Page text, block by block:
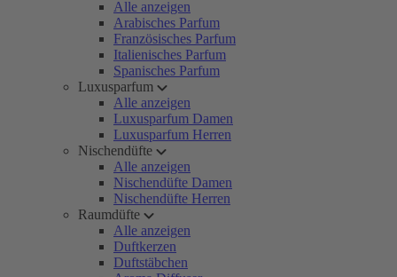
Alle anzeigen
Arabisches Parfum
Französisches Parfum
Italienisches Parfum
Spanisches Parfum
Luxusparfum
Alle anzeigen
Luxusparfum Damen
Luxusparfum Herren
Nischendüfte
Alle anzeigen
Nischendüfte Damen
Nischendüfte Herren
Raumdüfte
Alle anzeigen
Duftkerzen
Duftstäbchen